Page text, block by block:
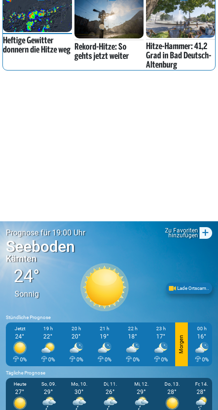
Heftige Gewitter
donnern die Hitze weg Rekord-Hitze: So
gehts jetzt weiter
Hitze-Hammer: 41,2
Grad in Bad Deutsch-
Altenburg
Prognose für 19:00 Uhr Zu Favoriten
hinzufügen +
Seeboden
Kärnten
24°
Sonnig
Lade Ortscam..
Stündliche Prognose
Jetzt
24°
0%
19 h
22°
0%
20 h
20°
0%
21 h
19°
0%
22 h
18°
0%
23 h
17°
0%
Morgen
00 h
16°
0%
Tägliche Prognose
Heute
27°
So, 09.
29°
Mo, 10.
30°
Di, 11.
26°
Mi, 12.
29°
Do, 13.
28°
Fr, 14.
28°